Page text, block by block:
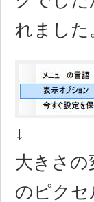
れました
↓
大きさの
のピクセ